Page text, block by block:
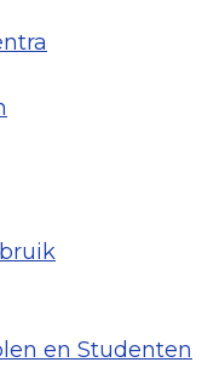
en Studenten